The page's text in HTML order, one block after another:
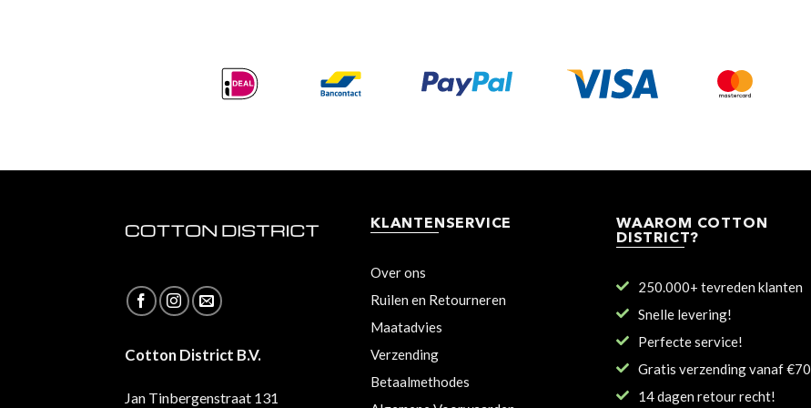
Cotton District B.V.
Jan Tinbergenstraat 131
KLANTENSERVICE
Over ons
Ruilen en Retourneren
Maatadvies
Verzending
Betaalmethodes
WAAROM COTTON
DISTRICT?
250.000+ tevreden klanten
Snelle levering!
Perfecte service!
Gratis verzending vanaf €70
14 dagen retour recht!